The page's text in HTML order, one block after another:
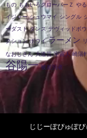
もの ももいろクローバーＺ や
イジャー シュウマイ シングル
ーダスト ダンス デヴィッドボ
クション ボウイ ラーメン
なおじさん 大道芸 宇宙人 崎陽
谷陽一 被差別者
じじーぽぴゅぽ